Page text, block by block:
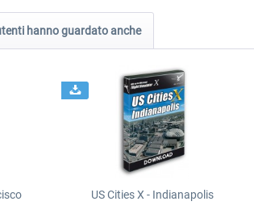
hanno guardato anche
US Cities X - Indianapolis